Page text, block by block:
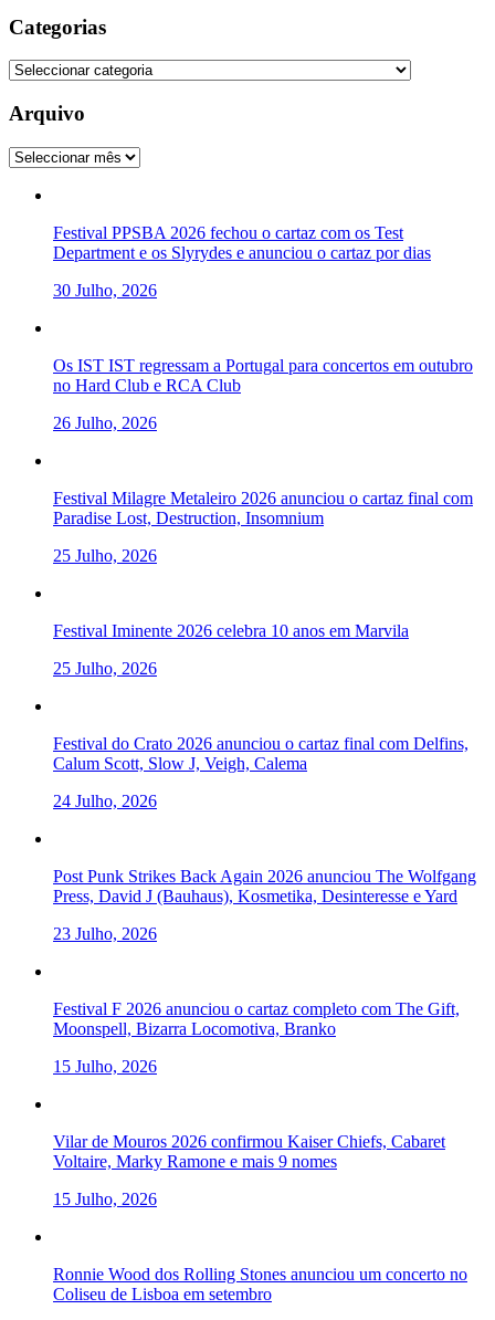
Categorias
Categorias
Arquivo
Arquivo
Festival PPSBA 2026 fechou o cartaz com os Test
Department e os Slyrydes e anunciou o cartaz por dias
30 Julho, 2026
Os IST IST regressam a Portugal para concertos em outubro
no Hard Club e RCA Club
26 Julho, 2026
Festival Milagre Metaleiro 2026 anunciou o cartaz final com
Paradise Lost, Destruction, Insomnium
25 Julho, 2026
Festival Iminente 2026 celebra 10 anos em Marvila
25 Julho, 2026
Festival do Crato 2026 anunciou o cartaz final com Delfins,
Calum Scott, Slow J, Veigh, Calema
24 Julho, 2026
Post Punk Strikes Back Again 2026 anunciou The Wolfgang
Press, David J (Bauhaus), Kosmetika, Desinteresse e Yard
23 Julho, 2026
Festival F 2026 anunciou o cartaz completo com The Gift,
Moonspell, Bizarra Locomotiva, Branko
15 Julho, 2026
Vilar de Mouros 2026 confirmou Kaiser Chiefs, Cabaret
Voltaire, Marky Ramone e mais 9 nomes
15 Julho, 2026
Ronnie Wood dos Rolling Stones anunciou um concerto no
Coliseu de Lisboa em setembro